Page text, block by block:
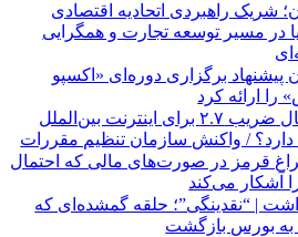
شریک راهبردی اتحادیه اقتصادی
در مسیر توسعه تجارت و همگرایی
پیشنهاد برگزاری دوره‌ای «اکسپو
را ارائه کرد
اعمال ضریب ۲.۷ برای اینترنت بین‌الملل
/ واکنش سازمان تنظیم مقررات
قرمز در صورت‌های مالی که احتمال
آشکار می‌کند
| “نقدینگی”؛ حلقه گمشده‌ای که
به بورس بازگشت